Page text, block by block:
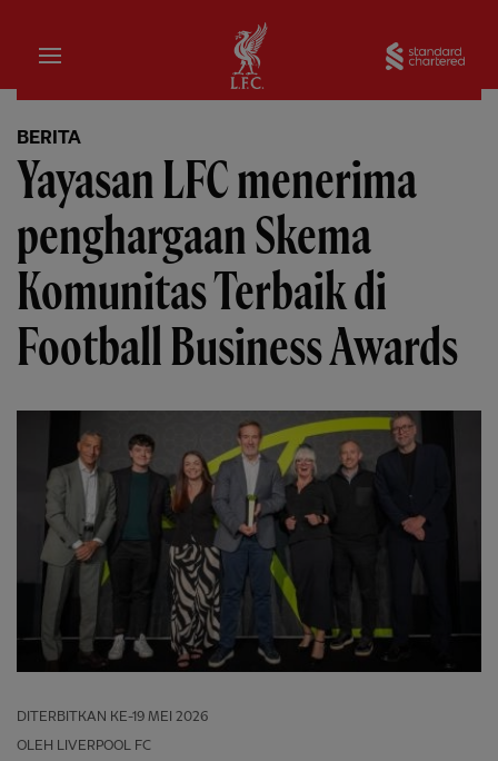
Rumah
BERITA
Yayasan LFC menerima
penghargaan Skema
Komunitas Terbaik di
Football Business Awards
DITERBITKAN KE-19 MEI 2026
OLEH LIVERPOOL FC